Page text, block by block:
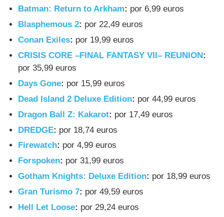
Batman: Return to Arkham: por 6,99 euros
Blasphemous 2: por 22,49 euros
Conan Exiles: por 19,99 euros
CRISIS CORE –FINAL FANTASY VII– REUNION:
por 35,99 euros
Days Gone: por 15,99 euros
Dead Island 2 Deluxe Edition: por 44,99 euros
Dragon Ball Z: Kakarot: por 17,49 euros
DREDGE: por 18,74 euros
Firewatch: por 4,99 euros
Forspoken: por 31,99 euros
Gotham Knights: Deluxe Edition: por 18,99 euros
Gran Turismo 7: por 49,59 euros
Hell Let Loose: por 29,24 euros